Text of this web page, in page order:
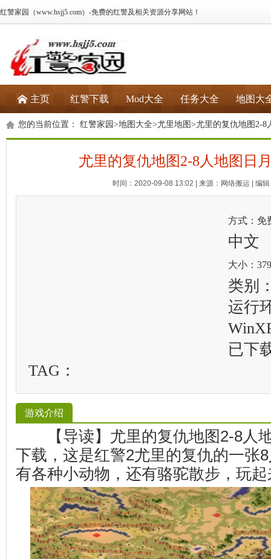
红警家园（www.hsjj5.com）-免费的红警及相关资源分享网站！
主页 红警下载 Mod大全 任务大全 地图大
您的当前位置： 红警家园 >地图大全>尤里地图 >尤里的复仇地图2-8
尤里的复仇地图2-8人地图日
时间：2020-09-08 13:02 | 来源：网络搬运 | 编
方式：免
中文
大小：
类别
运行
已下
TAG：
游戏介绍
【导读】尤里的复仇地图2-8人
下载，这是红警2尤里的复仇的一张
有各种小动物，还有骆驼散步，玩